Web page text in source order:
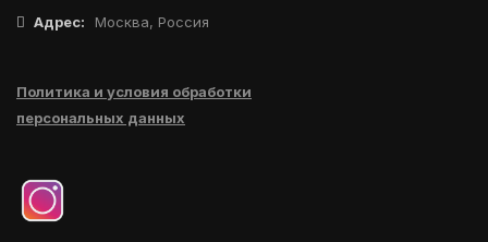
Адрес: Москва, Россия
Политика и условия обработки
персональных данных